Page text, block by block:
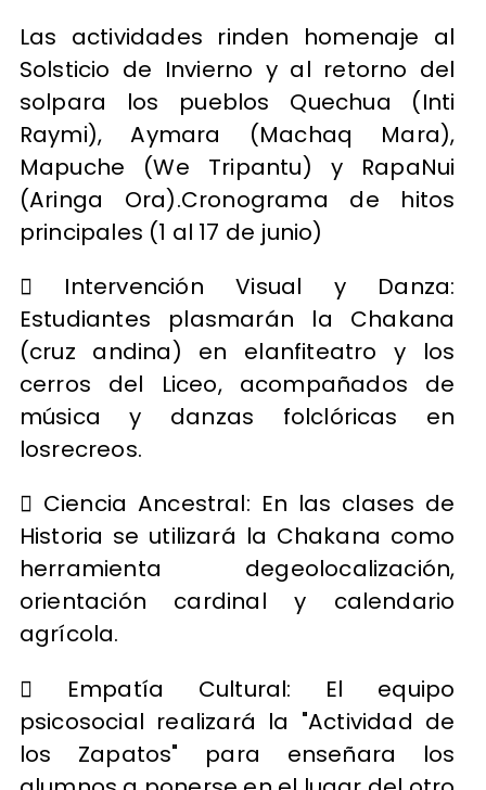
Las actividades rinden homenaje al
Solsticio de Invierno y al retorno del
solpara los pueblos Quechua (Inti
Raymi), Aymara (Machaq Mara),
Mapuche (We Tripantu) y RapaNui
(Aringa Ora).Cronograma de hitos
principales (1 al 17 de junio)
 Intervención Visual y Danza:
Estudiantes plasmarán la Chakana
(cruz andina) en elanfiteatro y los
cerros del Liceo, acompañados de
música y danzas folclóricas en
losrecreos.
 Ciencia Ancestral: En las clases de
Historia se utilizará la Chakana como
herramienta degeolocalización,
orientación cardinal y calendario
agrícola.
 Empatía Cultural: El equipo
psicosocial realizará la "Actividad de
los Zapatos" para enseñara los